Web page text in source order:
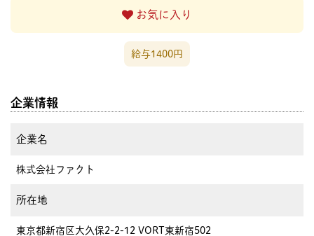
お気に入り
給与1400円
企業情報
企業名
株式会社ファクト
所在地
東京都新宿区大久保2-2-12 VORT東新宿502